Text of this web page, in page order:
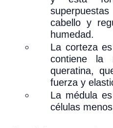
cabello y
humedad.
La corteza
contiene la
queratina,
fuerza y
La médula
células